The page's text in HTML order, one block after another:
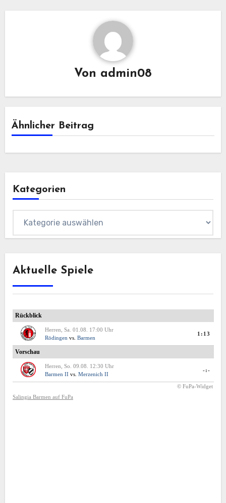
Von admin08
Ähnlicher Beitrag
Kategorien
Aktuelle Spiele